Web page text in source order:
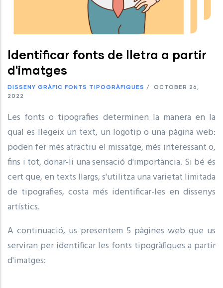
Identificar fonts de lletra a partir
d'imatges
DISSENY GRÀFIC FONTS TIPOGRÀFIQUES /
OCTOBER 26,
2022
Les fonts o tipografies determinen la manera en la
qual es llegeix un text, un logotip o una pàgina web:
poden fer més atractiu el missatge, més interessant o,
fins i tot, donar-li una sensació d'importància. Si bé és
cert que, en texts llargs, s'utilitza una varietat limitada
de tipografies, costa més identificar-les en dissenys
artístics.
A continuació, us presentem 5 pàgines web que us
serviran per identificar les fonts tipogràfiques a partir
d'imatges: